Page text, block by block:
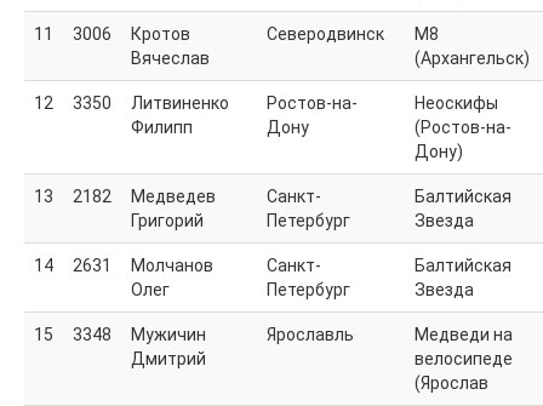
Новости
Маршрут
Информация по маршруту
Описание маршрута 2016 часть 2
Описание маршрута 2016 часть 1
Анонс
Маршрут
Результаты
Фотоальбом
ВОЛ-2008
Анонс
Положение
Маршрут
11 3006
Кротов
Вячеслав
Северодвинск
М8
(Архангельск)
12 3350
Литвиненко
Филипп
Ростов-на-
Дону
Неоскифы
(Ростов-на-
Дону)
13 2182
Медведев
Григорий
Санкт-
Петербург
Балтийская
Звезда
14 2631
Молчанов
Олег
Санкт-
Петербург
Балтийская
Звезда
15 3348
Мужичин
Дмитрий
Ярославль
Медведи на
велосипеде
(Ярослав